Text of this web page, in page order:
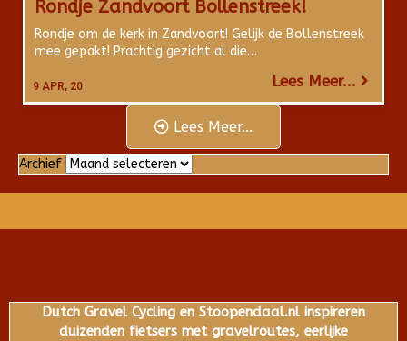
Rondje Zandvoort Bollenstreek!
9 APR, 20
Rondje om de kerk in Zandvoort! Gelijk de Bollenstreek
mee gepakt! Prachtig gezicht al die…
Lees Meer...
Lees Meer...
Archief Archief
Dutch Gravel Cycling en Stoopendaal.nl inspireren
duizenden fietsers met gravelroutes, eerlijke